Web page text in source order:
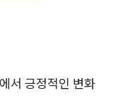
서 긍정적인 변화